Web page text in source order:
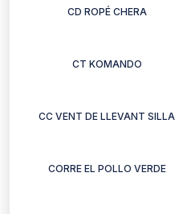
CD ROPÉ CHERA
CT KOMANDO
CC VENT DE LLEVANT SILLA
CORRE EL POLLO VERDE